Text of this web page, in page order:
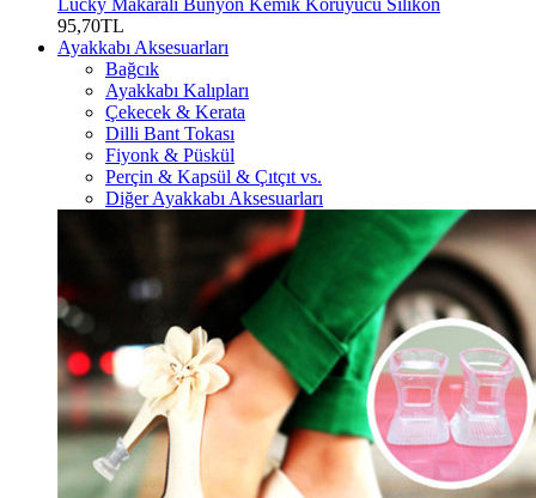
Lucky Makaralı Bunyon Kemik Koruyucu Silikon
95,70TL
Ayakkabı Aksesuarları
Bağcık
Ayakkabı Kalıpları
Çekecek & Kerata
Dilli Bant Tokası
Fiyonk & Püskül
Perçin & Kapsül & Çıtçıt vs.
Diğer Ayakkabı Aksesuarları